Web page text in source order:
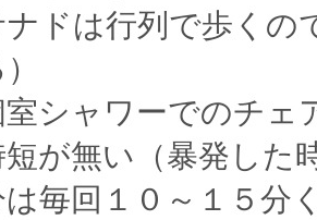
ナドは行列で歩く
室シャワーでのチェ
短が無い（暴発した
は毎回１０～１５分